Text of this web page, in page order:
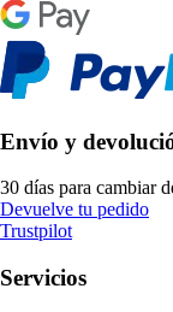
Envío y
30 días para cambiar
Devuelve tu pedido
Trustpilot
Servicios